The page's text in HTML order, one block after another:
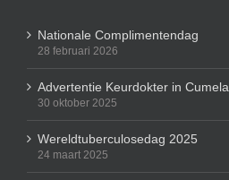
Nationale Complimentendag
28 februari 2026
Advertentie Keurdokter in Cumela
30 oktober 2025
Wereldtuberculosedag 2025
24 maart 2025